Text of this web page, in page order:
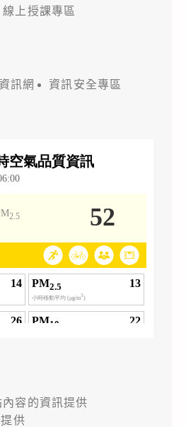
線上授課專區
訊網
資訊安全專區
容的資訊提供
供